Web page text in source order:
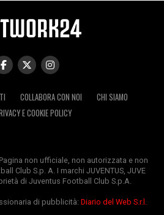
COLLABORA CON NOI
CHI SIAMO
E COOKIE POLICY
non ufficiale, non autorizzata e non
Club S.p. A. I marchi JUVENTUS, JUVE
di Juventus Football Club S.p.A.
di pubblicità:Diario del Web S.r.l.